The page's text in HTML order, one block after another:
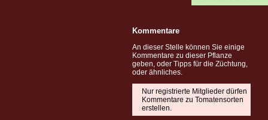
Kommentare
An dieser Stelle können Sie einige
Kommentare zu dieser Pflanze
geben, oder Tipps für die Züchtung,
oder ähnliches.
Nur registrierte Mitglieder dürfen
Kommentare zu Tomatensorten
erstellen.